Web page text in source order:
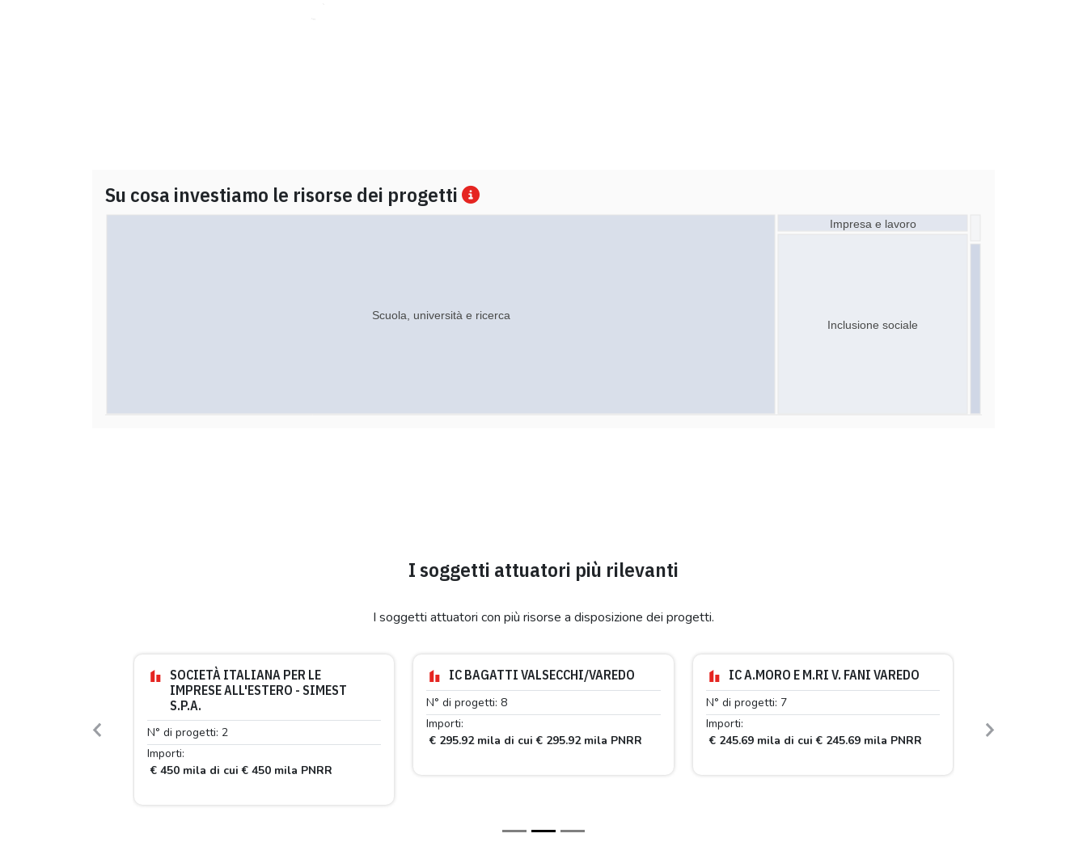
Su cosa investiamo le risorse dei progetti
Scuola, università e ricerca
Impresa e lavoro
Inclusione sociale
I soggetti attuatori più rilevanti
I soggetti attuatori con più risorse a disposizione dei progetti.
SOCIETÀ ITALIANA PER LE
IMPRESE ALL'ESTERO - SIMEST
S.P.A.
N° di progetti: 2
Importi:
€ 450 mila di cui € 450 mila PNRR
IC BAGATTI VALSECCHI/VAREDO
N° di progetti: 8
Importi:
€ 295.92 mila di cui € 295.92 mila PNRR
IC A.MORO E M.RI V. FANI VAREDO
N° di progetti: 7
Importi:
€ 245.69 mila di cui € 245.69 mila PNRR
Previous Next